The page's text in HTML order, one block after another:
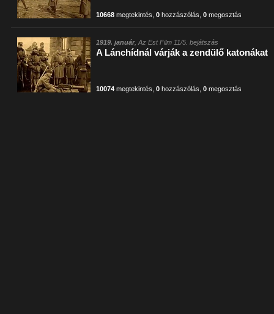
10668 megtekintés ,0 hozzászólás ,0 megosztás
1919. január, Az Est Film 11/5. bejátszás
A Lánchídnál várják a zendülő katonákat
10074 megtekintés ,0 hozzászólás ,0 megosztás